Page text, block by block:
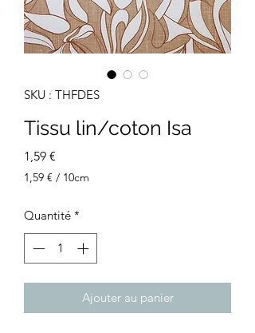
SKU : THFDES
Tissu lin/coton Isa
1,59 €
1,59 € / 10cm
10
Centimètres
Quantité *
Ajouter au panier